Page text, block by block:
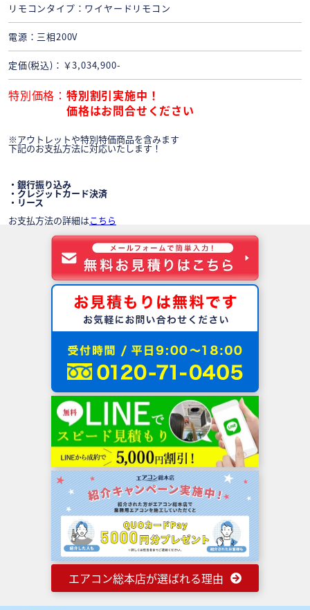
リモコンタイプ ワイヤードリモコン
電源 三相200V
定価(税込) ￥3,034,900-
特別価格
特別割引実施中！
価格はお問合せください
※アウトレットや特別特価商品を含みます
下記のお支払方法に対応いたします！
・銀行振り込み
・クレジットカード決済
・リース
お支払方法の詳細はこちら
エアコン総本店が選ばれる理由